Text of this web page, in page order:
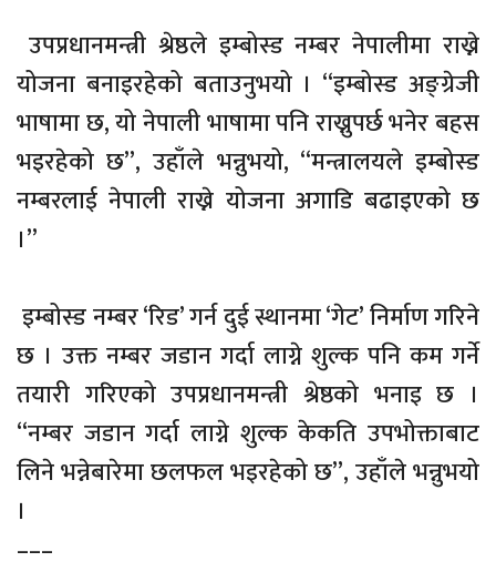
उपप्रधानमन्त्री श्रेष्ठले इम्बोस्ड नम्बर नेपालीमा राख्ने
योजना बनाइरहेको बताउनुभयो । “इम्बोस्ड अङ्ग्रेजी
भाषामा छ, यो नेपाली भाषामा पनि राख्नुपर्छ भनेर बहस
भइरहेको छ”, उहाँले भन्नुभयो, “मन्त्रालयले इम्बोस्ड
नम्बरलाई नेपाली राख्ने योजना अगाडि बढाइएको छ
।”
इम्बोस्ड नम्बर ‘रिड’ गर्न दुई स्थानमा ‘गेट’ निर्माण गरिने
छ । उक्त नम्बर जडान गर्दा लाग्ने शुल्क पनि कम गर्ने
तयारी गरिएको उपप्रधानमन्त्री श्रेष्ठको भनाइ छ ।
“नम्बर जडान गर्दा लाग्ने शुल्क केकति उपभोक्ताबाट
लिने भन्नेबारेमा छलफल भइरहेको छ”, उहाँले भन्नुभयो
।
–––